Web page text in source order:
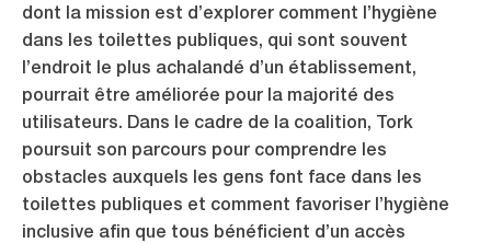
dont la mission est d’explorer comment l’hygiène
dans les toilettes publiques, qui sont souvent
l’endroit le plus achalandé d’un établissement,
pourrait être améliorée pour la majorité des
utilisateurs. Dans le cadre de la coalition, Tork
poursuit son parcours pour comprendre les
obstacles auxquels les gens font face dans les
toilettes publiques et comment favoriser l’hygiène
inclusive afin que tous bénéficient d’un accès